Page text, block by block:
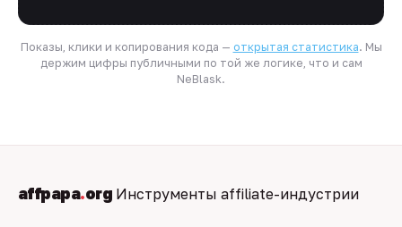
Показы, клики и копирования кода — открытая статистика. Мы
держим цифры публичными по той же логике, что и сам
NeBlask.
affpapa.org Инструменты affiliate-индустрии